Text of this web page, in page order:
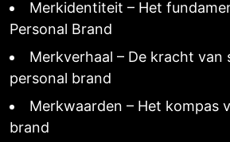
Merkidentiteit – Het
Personal Brand
Merkverhaal – De kracht van
personal brand
Merkwaarden – Het kompas
brand